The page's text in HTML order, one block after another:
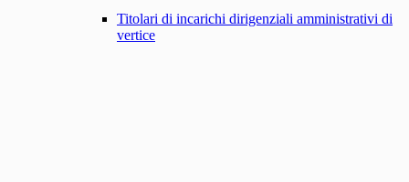
Titolari di incarichi dirigenziali amministrativi di
vertice